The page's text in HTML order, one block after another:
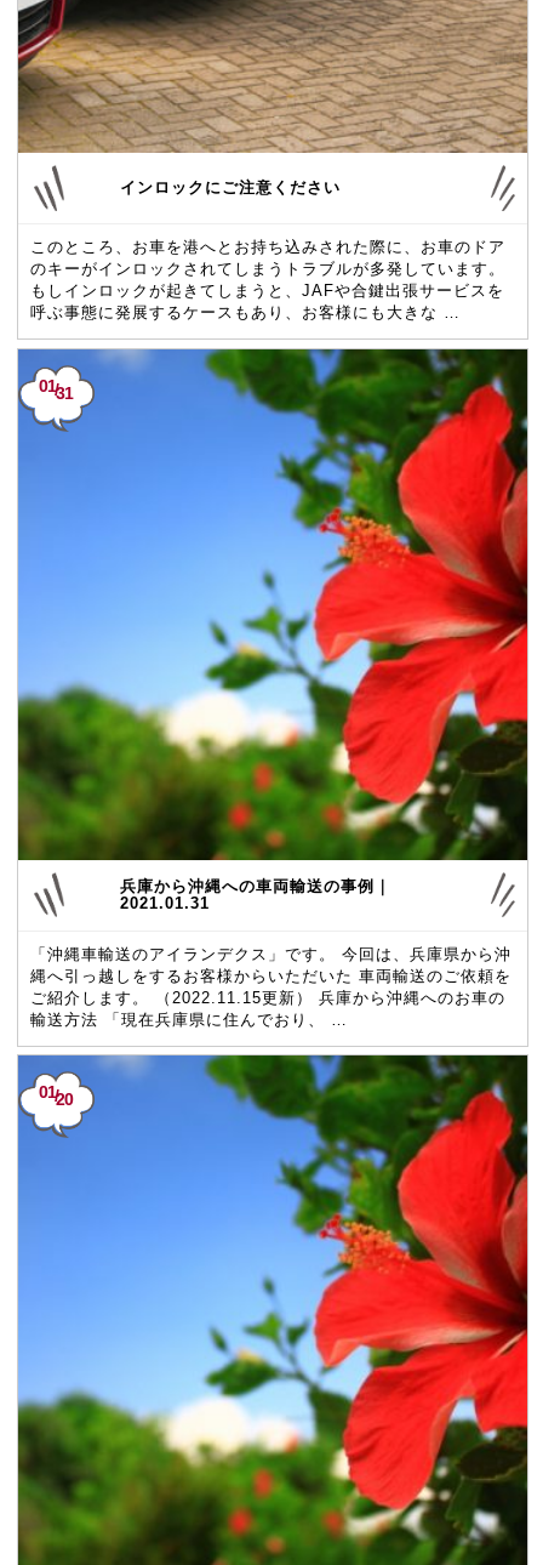
インロックにご注意ください
このところ、お車を港へとお持ち込みされた際に、お車のドア
のキーがインロックされてしまうトラブルが多発しています。
もしインロックが起きてしまうと、JAFや合鍵出張サービスを
呼ぶ事態に発展するケースもあり、お客様にも大きな …
01/31
兵庫から沖縄への車両輸送の事例｜
2021.01.31
「沖縄車輸送のアイランデクス」です。 今回は、兵庫県から沖
縄へ引っ越しをするお客様からいただいた 車両輸送のご依頼を
ご紹介します。 （2022.11.15更新） 兵庫から沖縄へのお車の
輸送方法 「現在兵庫県に住んでおり、 …
01/20